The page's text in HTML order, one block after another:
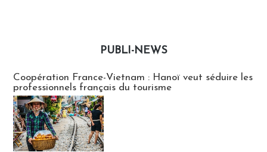
PUBLI-NEWS
Coopération France-Vietnam : Hanoï veut séduire les
professionnels français du tourisme